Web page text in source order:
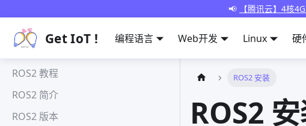
📢 【腾讯云】4核
Get IoT ! 编程语言 Web开发 Linux 硬
ROS2 教程
ROS2 简介
ROS2 版本
ROS2 安装
ROS2